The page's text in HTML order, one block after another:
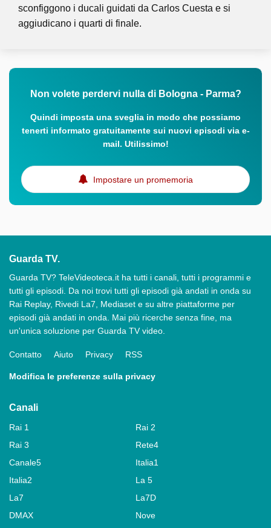
sconfiggono i ducali guidati da Carlos Cuesta e si
aggiudicano i quarti di finale.
Non volete perdervi nulla di Bologna - Parma?
Quindi imposta una sveglia in modo che possiamo
tenerti informato gratuitamente sui nuovi episodi via e-
mail. Utilissimo!
Impostare un promemoria
Guarda TV.
Guarda TV? TeleVideoteca.it ha tutti i canali, tutti i programmi e
tutti gli episodi. Da noi trovi tutti gli episodi già andati in onda su
Rai Replay, Rivedi La7, Mediaset e su altre piattaforme per
episodi già andati in onda. Mai più ricerche senza fine, ma
un'unica soluzione per Guarda TV video.
Contatto Aiuto Privacy RSS
Modifica le preferenze sulla privacy
Canali
Rai 1
Rai 2
Rai 3
Rete4
Canale5
Italia1
Italia2
La 5
La7
La7D
DMAX
Nove